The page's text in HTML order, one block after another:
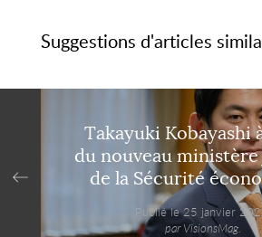
Suggestions d'articles
Takayuki Kobayashi
du nouveau ministère
de la Sécurité
Publié le 25 janvier
par VisionsMag.